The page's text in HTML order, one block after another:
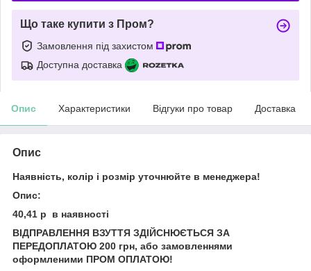
Що таке купити з Пром?
Замовлення під захистом
Доступна доставка
Опис Характеристики Відгуки про товар Доставка
Опис
Наявність, колір і розмір уточнюйте в менеджера!
Опис:
40,41 р в наявності
ВІДПРАВЛЕННЯ ВЗУТТЯ ЗДІЙСНЮЄТЬСЯ ЗА
ПЕРЕДОПЛАТОЮ 200 грн, або замовленнями
оформленими ПРОМ ОПЛАТОЮ!